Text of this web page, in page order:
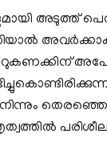
അടുത്ത്